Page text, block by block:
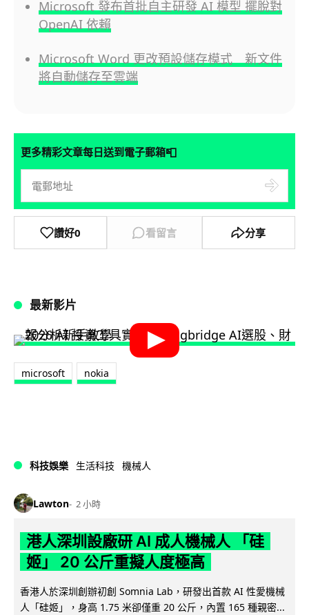
Microsoft 發布首批自主研發 AI 模型 擺脫對
OpenAI 依賴
Microsoft Word 更改預設儲存模式 新文件
將自動儲存至雲端
更多精彩文章每日送到電子郵箱📮
讚好0 看留言 分享
最新影片
microsoft nokia
科技娛樂 生活科技 機械人
Lawton 2 小時
港人深圳設廠研 AI 成人機械人 「硅
姬」 20 公斤重擬人度極高
香港人於深圳創辦初創 Somnia Lab，研發出首款 AI 性愛機械
人「硅姬」，身高 1.75 米卻僅重 20 公斤，內置 165 種親密...